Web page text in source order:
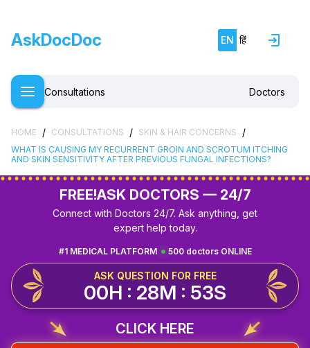
AskDocDoc EN हिं
Consultations Doctors
HOME / CONSULTATIONS / SKIN & HAIR CONCERNS /
WHAT IS CAUSING MY RECURRENT GROIN AND SCROTUM ITCHING
AND SKIN SENSITIVITY AFTER PREVIOUS FUNGAL INFECTIONS?
FREE!ASK DOCTORS — 24/7
Connect with Doctors 24/7. Ask anything, get
expert help today.
500 doctors ONLINE
#1 MEDICAL PLATFORM
ASK QUESTION FOR FREE
00H : 28M : 52S
CLICK HERE